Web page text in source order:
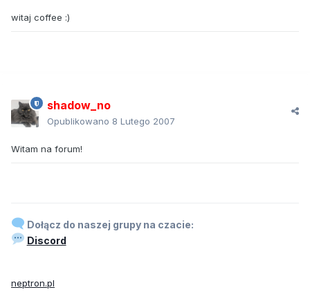
witaj coffee :)
shadow_no
Opublikowano 8 Lutego 2007
Witam na forum!
Dołącz do naszej grupy na czacie:
Discord
neptron.pl